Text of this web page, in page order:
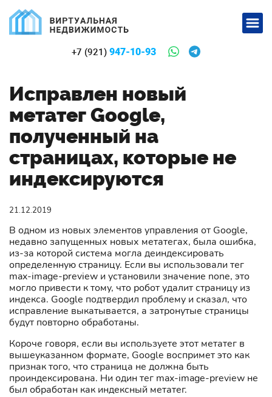
+7 (921) 947-10-93
Исправлен новый
метатег Google,
полученный на
страницах, которые не
индексируются
21.12.2019
В одном из новых элементов управления от Google,
недавно запущенных новых метатегах, была ошибка,
из-за которой система могла деиндексировать
определенную страницу. Если вы использовали тег
max-image-preview и установили значение none, это
могло привести к тому, что робот удалит страницу из
индекса. Google подтвердил проблему и сказал, что
исправление выкатывается, а затронутые страницы
будут повторно обработаны.
Короче говоря, если вы используете этот метатег в
вышеуказанном формате, Google воспримет это как
признак того, что страница не должна быть
проиндексирована. Ни один тег max-image-preview не
был обработан как индексный метатег.